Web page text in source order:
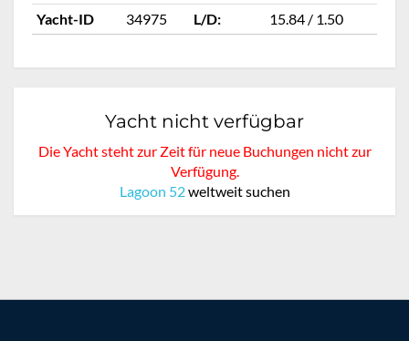
Yacht-ID
34975 L/D: 15.84 / 1.50
Yacht nicht verfügbar
Die Yacht steht zur Zeit für neue Buchungen nicht zur
Verfügung.
Lagoon 52weltweit suchen